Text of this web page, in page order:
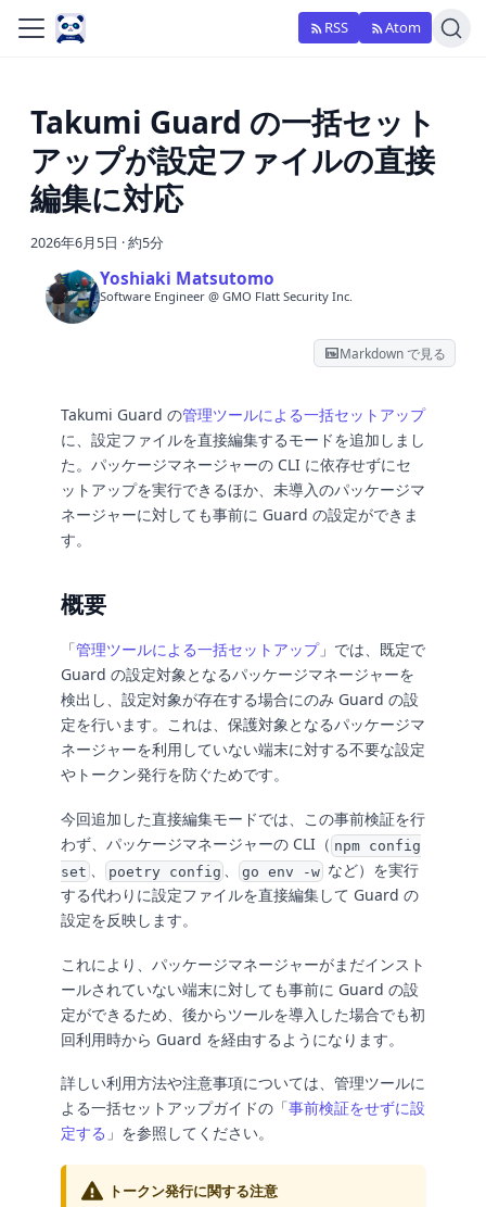
RSS Atom
Takumi Guard の一括セット
アップが設定ファイルの直接
編集に対応
2026年6月5日 ·約5分
Yoshiaki Matsutomo
Software Engineer @ GMO Flatt Security Inc.
Markdown で見る
Takumi Guard の管理ツールによる一括セットアップ
に、設定ファイルを直接編集するモードを追加しまし
た。パッケージマネージャーの CLI に依存せずにセ
ットアップを実行できるほか、未導入のパッケージマ
ネージャーに対しても事前に Guard の設定ができま
す。
概要
「管理ツールによる一括セットアップ」では、既定で
Guard の設定対象となるパッケージマネージャーを
検出し、設定対象が存在する場合にのみ Guard の設
定を行います。これは、保護対象となるパッケージマ
ネージャーを利用していない端末に対する不要な設定
やトークン発行を防ぐためです。
今回追加した直接編集モードでは、この事前検証を行
わず、パッケージマネージャーの CLI（ npm config
set 、 poetry config 、go env -wなど）を実行
する代わりに設定ファイルを直接編集して Guard の
設定を反映します。
これにより、パッケージマネージャーがまだインスト
ールされていない端末に対しても事前に Guard の設
定ができるため、後からツールを導入した場合でも初
回利用時から Guard を経由するようになります。
詳しい利用方法や注意事項については、管理ツールに
よる一括セットアップガイドの「事前検証をせずに設
定する 」を参照してください。
トークン発行に関する注意